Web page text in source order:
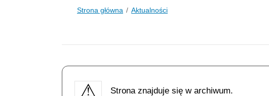
Strona główna Aktualności
Strona znajduje się w archiwum.